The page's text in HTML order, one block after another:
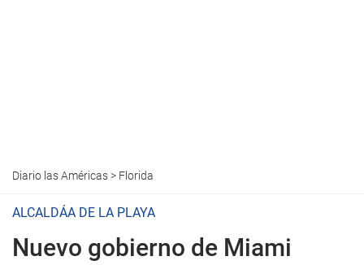
Diario las Américas> Florida
ALCALDÁA DE LA PLAYA
Nuevo gobierno de Miami